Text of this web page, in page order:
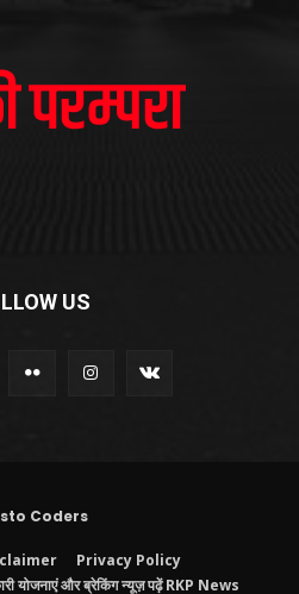
US
Coders
Privacy Policy
योजनाएं और ब्रेकिंग न्यूज़ पढ़ें RKP News